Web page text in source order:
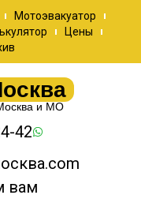
Мотоэвакуатор
Цены
и МО
42
вам